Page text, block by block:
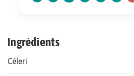
Ingrédients
Céleri